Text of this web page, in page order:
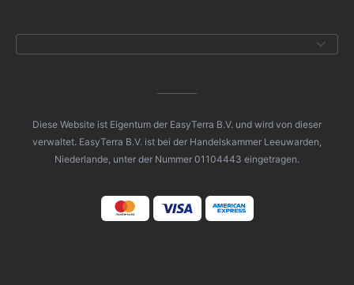
Diese Website ist Eigentum der EasyTerra B.V. und wird von dieser
verwaltet. EasyTerra B.V. ist bei der Handelskammer Leeuwarden,
Niederlande, unter der Nummer 01104443 eingetragen.